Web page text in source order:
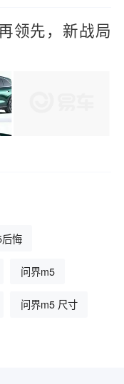
领先，新战局
悔
问界m5
问界m5 尺寸